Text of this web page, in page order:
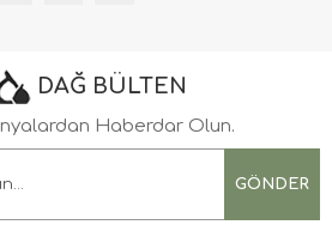
DAĞ BÜLTEN
Haberdar Olun.
GÖNDER